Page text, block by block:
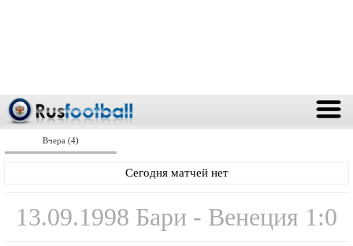
Вчера (4)
Сегодня матчей нет
13.09.1998 Бари - Венеция 1:0